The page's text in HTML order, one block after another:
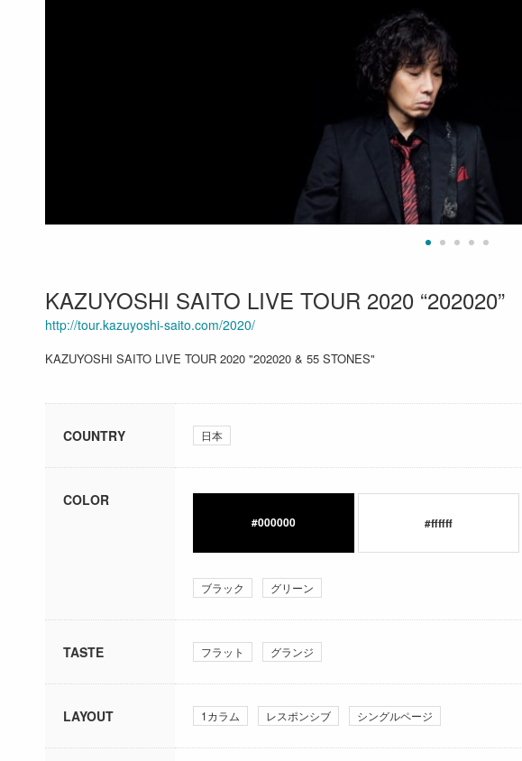
KAZUYOSHI SAITO LIVE TOUR 2020 “202020”
http://tour.kazuyoshi-saito.com/2020/
KAZUYOSHI SAITO LIVE TOUR 2020 "202020 & 55 STONES"
COUNTRY 日本
COLOR
#000000 #ffffff
ブラック グリーン
TASTE フラット グランジ
LAYOUT 1カラム レスポンシブ シングルページ